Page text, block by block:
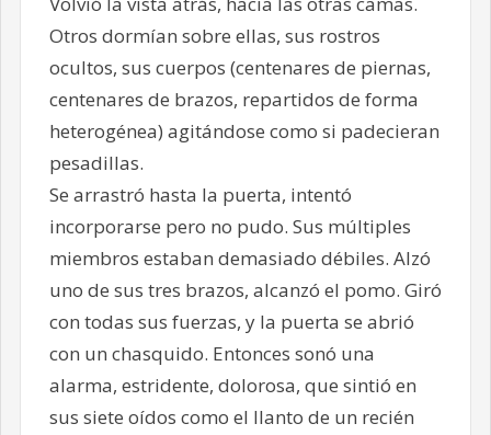
Otros dormían sobre ellas, sus rostros
ocultos, sus cuerpos (centenares de piernas,
centenares de brazos, repartidos de forma
heterogénea) agitándose como si padecieran
pesadillas.
Se arrastró hasta la puerta, intentó
incorporarse pero no pudo. Sus múltiples
miembros estaban demasiado débiles. Alzó
uno de sus tres brazos, alcanzó el pomo. Giró
con todas sus fuerzas, y la puerta se abrió
con un chasquido. Entonces sonó una
alarma, estridente, dolorosa, que sintió en
sus siete oídos como el llanto de un recién